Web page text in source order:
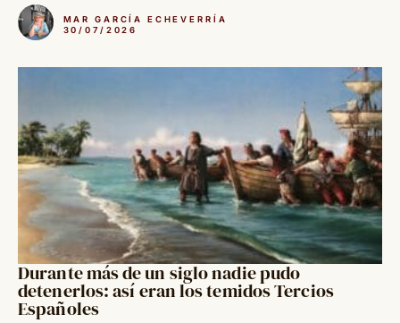
MAR GARCÍA ECHEVERRÍA
30/07/2026
Durante más de un siglo nadie pudo
detenerlos: así eran los temidos Tercios
Españoles